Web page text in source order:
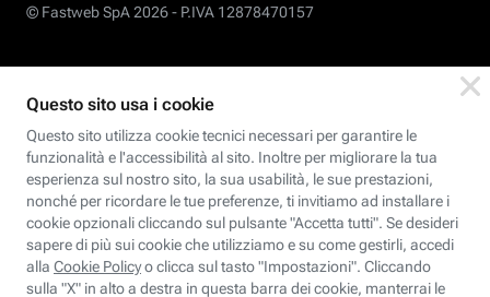
© Fastweb SpA 2026 - P.IVA 12878470157